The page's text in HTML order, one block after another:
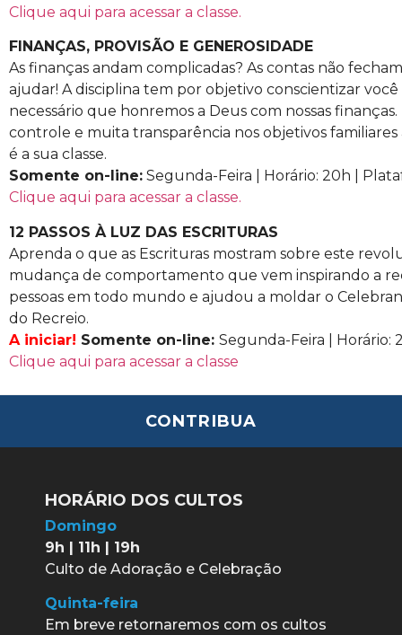
Clique aqui para acessar a classe.
FINANÇAS, PROVISÃO E GENEROSIDADE
As finanças andam complicadas? As contas não
ajudar! A disciplina tem por objetivo conscientizar
necessário que honremos a Deus com nossas
controle e muita transparência nos objetivos
é a sua classe.
Somente on-line: Segunda-Feira | Horário: 20h |
Clique aqui para acessar a classe.
12 PASSOS À LUZ DAS ESCRITURAS
Aprenda o que as Escrituras mostram sobre este
mudança de comportamento que vem inspirando a
pessoas em todo mundo e ajudou a moldar o
do Recreio.
A iniciar! Somente on-line: Segunda-Feira | Horário:
Clique aqui para acessar a classe
CONTRIBUA
HORÁRIO DOS CULTOS
Domingo
9h | 11h | 19h
Culto de Adoração e Celebração
Quinta-feira
Em breve retornaremos com os cultos